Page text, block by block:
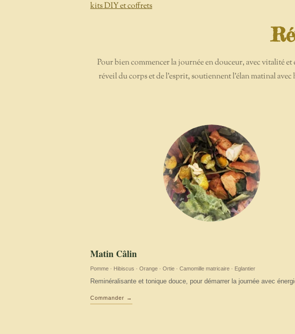
kits DIY et coffrets
Pour bien commencer la journée en douceur, avec vitalité
réveil du corps et de l’esprit, soutiennent l’élan matinal
Matin Câlin
Pomme · Hibiscus · Orange · Ortie · Camomille matricaire · Eglantier
Reminéralisante et tonique douce, pour démarrer la journée avec
Commander →